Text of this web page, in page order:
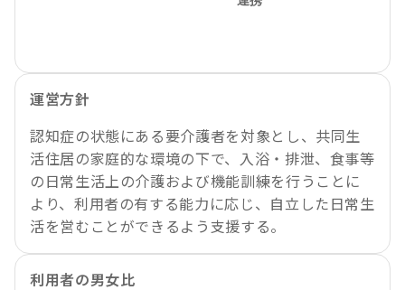
運営方針
認知症の状態にある要介護者を対象とし、共同生
活住居の家庭的な環境の下で、入浴・排泄、食事等
の日常生活上の介護および機能訓練を行うことに
より、利用者の有する能力に応じ、自立した日常生
活を営むことができるよう支援する。
利用者の男女比